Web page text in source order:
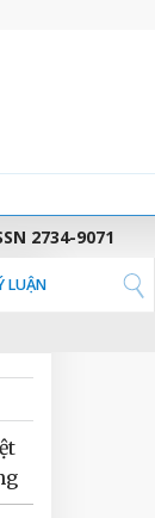
2734-9071
LUẬN
MỚI NÂNG